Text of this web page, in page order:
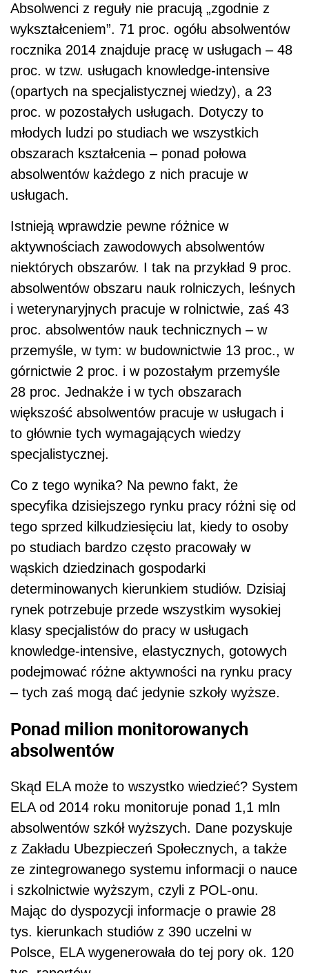
Absolwenci z reguły nie pracują „zgodnie z
wykształceniem”. 71 proc. ogółu absolwentów
rocznika 2014 znajduje pracę w usługach – 48
proc. w tzw. usługach knowledge-intensive
(opartych na specjalistycznej wiedzy), a 23
proc. w pozostałych usługach. Dotyczy to
młodych ludzi po studiach we wszystkich
obszarach kształcenia – ponad połowa
absolwentów każdego z nich pracuje w
usługach.
Istnieją wprawdzie pewne różnice w
aktywnościach zawodowych absolwentów
niektórych obszarów. I tak na przykład 9 proc.
absolwentów obszaru nauk rolniczych, leśnych
i weterynaryjnych pracuje w rolnictwie, zaś 43
proc. absolwentów nauk technicznych – w
przemyśle, w tym: w budownictwie 13 proc., w
górnictwie 2 proc. i w pozostałym przemyśle
28 proc. Jednakże i w tych obszarach
większość absolwentów pracuje w usługach i
to głównie tych wymagających wiedzy
specjalistycznej.
Co z tego wynika? Na pewno fakt, że
specyfika dzisiejszego rynku pracy różni się od
tego sprzed kilkudziesięciu lat, kiedy to osoby
po studiach bardzo często pracowały w
wąskich dziedzinach gospodarki
determinowanych kierunkiem studiów. Dzisiaj
rynek potrzebuje przede wszystkim wysokiej
klasy specjalistów do pracy w usługach
knowledge-intensive, elastycznych, gotowych
podejmować różne aktywności na rynku pracy
– tych zaś mogą dać jedynie szkoły wyższe.
Ponad milion monitorowanych
absolwentów
Skąd ELA może to wszystko wiedzieć? System
ELA od 2014 roku monitoruje ponad 1,1 mln
absolwentów szkół wyższych. Dane pozyskuje
z Zakładu Ubezpieczeń Społecznych, a także
ze zintegrowanego systemu informacji o nauce
i szkolnictwie wyższym, czyli z POL-onu.
Mając do dyspozycji informacje o prawie 28
tys. kierunkach studiów z 390 uczelni w
Polsce, ELA wygenerowała do tej pory ok. 120